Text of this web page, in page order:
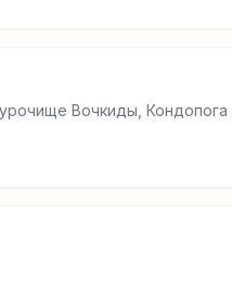
Вочкиды, Кондопога